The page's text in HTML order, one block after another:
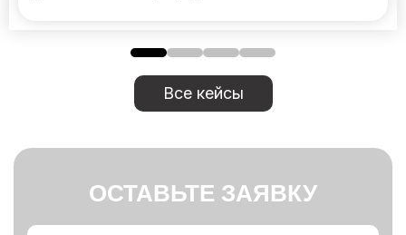
Все кейсы
ОСТАВЬТЕ ЗАЯВКУ